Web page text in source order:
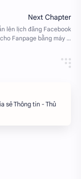
sẻ Thông tin - Thủ